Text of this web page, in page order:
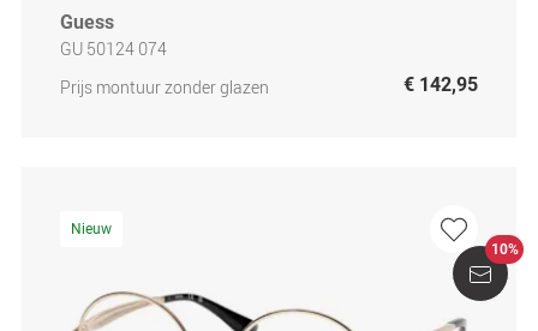
Guess
GU 50124 074
Prijs montuur zonder glazen
€ 142,95
Nieuw
10%